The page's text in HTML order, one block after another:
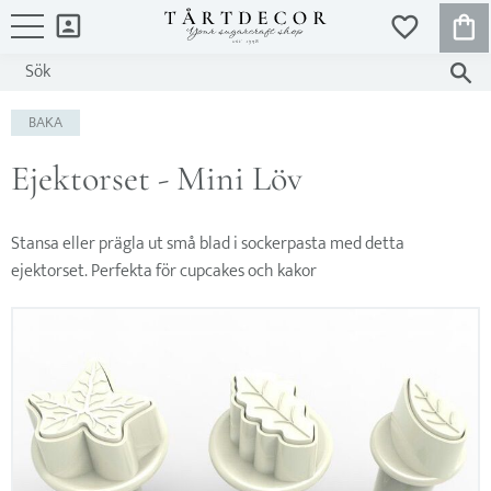
FAVORITER
BAKA
Ejektorset - Mini Löv
Stansa eller prägla ut små blad i sockerpasta med detta
ejektorset. Perfekta för cupcakes och kakor